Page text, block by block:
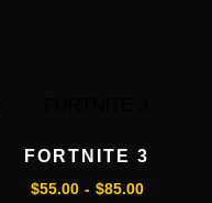
FORTNITE 3
$55.00 - $85.00